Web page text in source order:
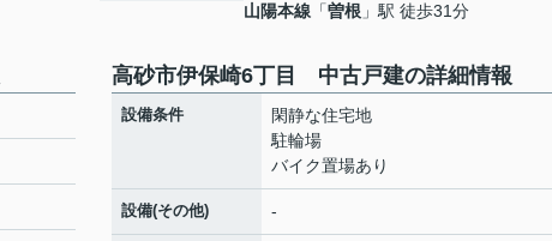
山陽本線 「曽根 」駅 徒歩31分
高砂市伊保崎6丁目 中古戸建の詳細情報
設備条件
閑静な住宅地
駐輪場
バイク置場あり
設備(その他) -